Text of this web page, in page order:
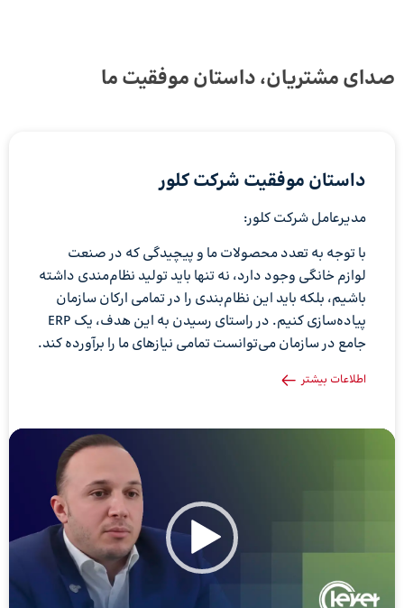
صدای مشتریان، داستان موفقیت ما
داستان موفقیت شرکت کلور
مدیرعامل شرکت کلور:
با توجه به تعدد محصولات ما و پیچیدگی که در صنعت
لوازم خانگی وجود دارد، نه تنها باید تولید نظام‌مندی داشته
باشیم، بلکه باید این نظام‌بندی را در تمامی ارکان سازمان
پیاده‌سازی کنیم. در راستای رسیدن به این هدف، یک ERP
جامع در سازمان می‌توانست تمامی نیازهای ما را برآورده کند.
اطلاعات بیشتر
نمایشگر